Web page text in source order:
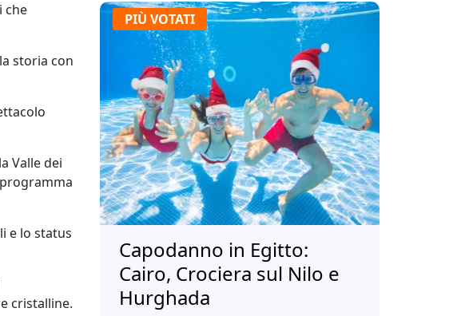
che
storia con
Valle dei
e lo status
cristalline.
PIÙ VOTATI
Capodanno in Egitto:
Cairo, Crociera sul Nilo e
Hurghada